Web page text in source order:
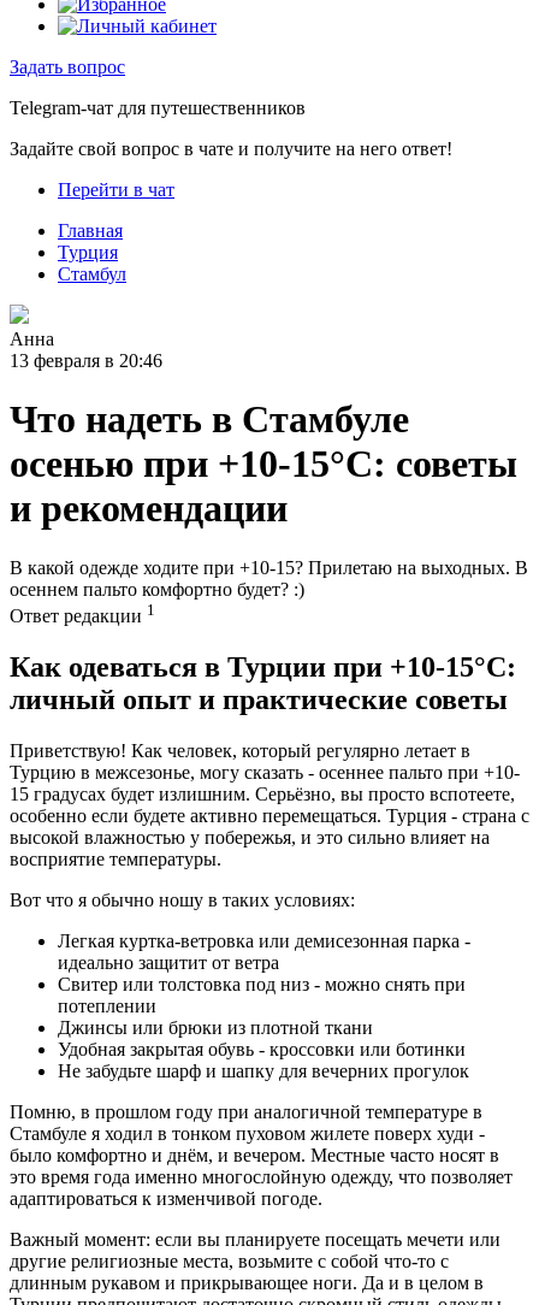
Задать вопрос
Telegram-чат для путешественников
Задайте свой вопрос в чате и получите на него ответ!
Перейти в чат
Главная
Турция
Стамбул
Анна
13 февраля в 20:46
Что надеть в Стамбуле
осенью при +10-15°С: советы
и рекомендации
В какой одежде ходите при +10-15? Прилетаю на выходных. В
осеннем пальто комфортно будет? :)
Ответ редакции 1
Как одеваться в Турции при +10-15°C:
личный опыт и практические советы
Приветствую! Как человек, который регулярно летает в
Турцию в межсезонье, могу сказать - осеннее пальто при +10-
15 градусах будет излишним. Серьёзно, вы просто вспотеете,
особенно если будете активно перемещаться. Турция - страна с
высокой влажностью у побережья, и это сильно влияет на
восприятие температуры.
Вот что я обычно ношу в таких условиях:
Легкая куртка-ветровка или демисезонная парка -
идеально защитит от ветра
Свитер или толстовка под низ - можно снять при
потеплении
Джинсы или брюки из плотной ткани
Удобная закрытая обувь - кроссовки или ботинки
Не забудьте шарф и шапку для вечерних прогулок
Помню, в прошлом году при аналогичной температуре в
Стамбуле я ходил в тонком пуховом жилете поверх худи -
было комфортно и днём, и вечером. Местные часто носят в
это время года именно многослойную одежду, что позволяет
адаптироваться к изменчивой погоде.
Важный момент: если вы планируете посещать мечети или
другие религиозные места, возьмите с собой что-то с
длинным рукавом и прикрывающее ноги. Да и в целом в